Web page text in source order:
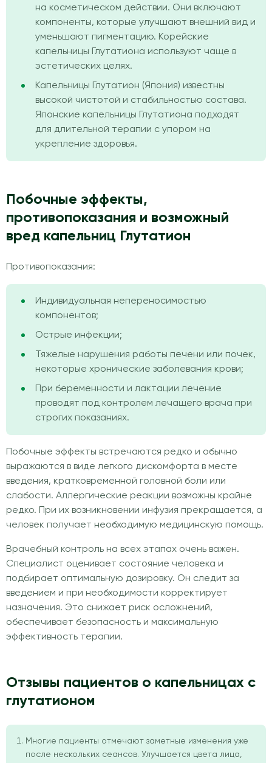
на косметическом действии. Они включают
компоненты, которые улучшают внешний вид и
уменьшают пигментацию. Корейские
капельницы Глутатиона используют чаще в
эстетических целях.
Капельницы Глутатион (Япония) известны
высокой чистотой и стабильностью состава.
Японские капельницы Глутатиона подходят
для длительной терапии с упором на
укрепление здоровья.
Побочные эффекты,
противопоказания и возможный
вред капельниц Глутатион
Противопоказания:
Индивидуальная непереносимостью
компонентов;
Острые инфекции;
Тяжелые нарушения работы печени или почек,
некоторые хронические заболевания крови;
При беременности и лактации лечение
проводят под контролем лечащего врача при
строгих показаниях.
Побочные эффекты встречаются редко и обычно
выражаются в виде легкого дискомфорта в месте
введения, кратковременной головной боли или
слабости. Аллергические реакции возможны крайне
редко. При их возникновении инфузия прекращается, а
человек получает необходимую медицинскую помощь.
Врачебный контроль на всех этапах очень важен.
Специалист оценивает состояние человека и
подбирает оптимальную дозировку. Он следит за
введением и при необходимости корректирует
назначения. Это снижает риск осложнений,
обеспечивает безопасность и максимальную
эффективность терапии.
Отзывы пациентов о капельницах с
глутатионом
Многие пациенты отмечают заметные изменения уже
после нескольких сеансов. Улучшается цвета лица,